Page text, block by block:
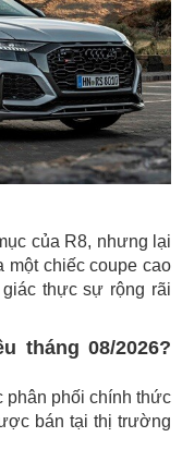
của R8, nhưng lại
một chiếc coupe cao
thực sự rộng rãi
tháng 08/2026?
phân phối chính thức
bán tại thị trường